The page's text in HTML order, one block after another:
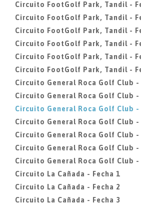
Circuito FootGolf Park, Tandil -
Circuito FootGolf Park, Tandil -
Circuito FootGolf Park, Tandil -
Circuito FootGolf Park, Tandil -
Circuito FootGolf Park, Tandil -
Circuito FootGolf Park, Tandil -
Circuito General Roca Golf Club -
Circuito General Roca Golf Club -
Circuito General Roca Golf Club -
Circuito General Roca Golf Club -
Circuito General Roca Golf Club -
Circuito General Roca Golf Club -
Circuito General Roca Golf Club -
Circuito La Cañada - Fecha 1
Circuito La Cañada - Fecha 2
Circuito La Cañada - Fecha 3